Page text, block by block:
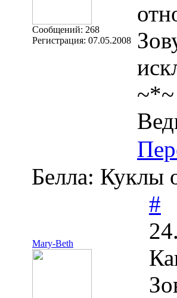
Cообщений: 268
Регистрация: 07.05.2008
~*~
Белла: Куклы
Mary-Beth
#